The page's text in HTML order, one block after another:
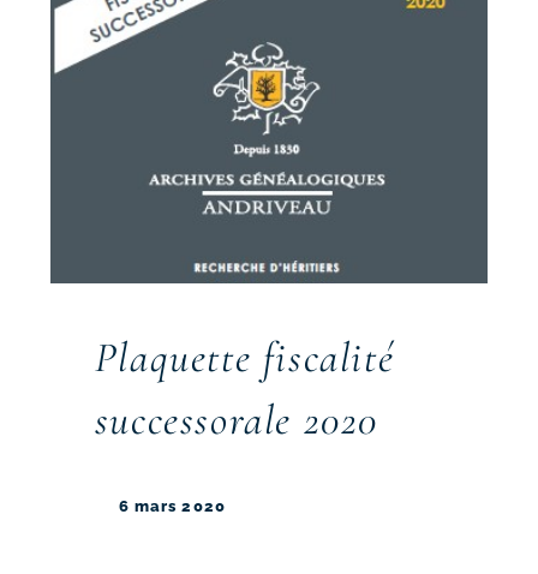
Plaquette fiscalité
successorale 2020
6 mars 2020